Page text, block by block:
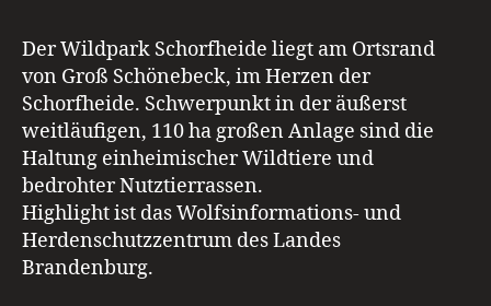
Der Wildpark Schorfheide liegt am Ortsrand
von Groß Schönebeck, im Herzen der
Schorfheide. Schwerpunkt in der äußerst
weitläufigen, 110 ha großen Anlage sind die
Haltung einheimischer Wildtiere und
bedrohter Nutztierrassen.
Highlight ist das Wolfsinformations- und
Herdenschutzzentrum des Landes
Brandenburg.